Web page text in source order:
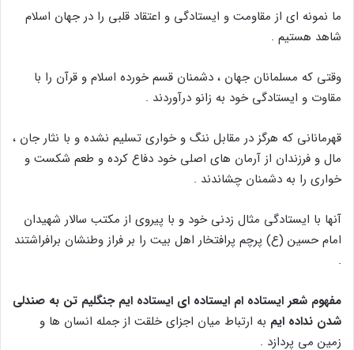
ما نمونه ای از مقاومت و ایستادگی و اعتقاد قلبی را در جهان اسلام
شاهد هستیم .
وقتی که مسلمانان جهان ، دشمنان قسم خورده اسلام و قرآن را با
مقاوت و ایستادگی خود به زانو درآوردند .
قهرمانانی که هرگز در مقابل ننگ و خواری تسلیم نشده و با نثار جان ،
مال و فرزندان از آرمان های اصلی خود دفاع کرده و طعم شکست و
خواری را به دشمنان چشاندند .
آنها با ایستادگی مثال زدنی خود و با پیروی از مکتب سالار شهیدان
امام حسین (ع) پرچم پرافتخار اهل بیت را بر فراز وطنشان برافراشتند
.
مفهوم شعر ایستاده ام ایستاده ای ایستاده ایم جنگلیم تن به صندلی
شدن نداده ایم به ارتباط میان اجزای خلقت از جمله انسان ها و
زمین می پردازد .